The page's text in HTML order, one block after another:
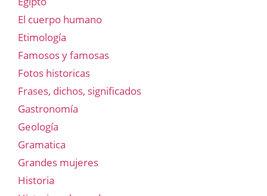
El cuerpo humano
Etimología
Famosos y famosas
Fotos historicas
Frases, dichos, significados
Gastronomía
Geología
Gramatica
Grandes mujeres
Historia